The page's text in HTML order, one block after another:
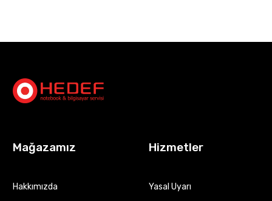
Mağazamız
Hakkımızda
Hizmetler
Yasal Uyarı